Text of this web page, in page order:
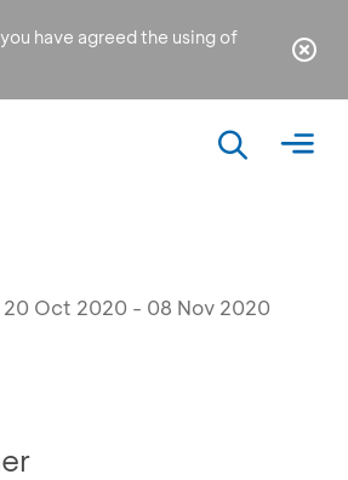
have agreed the using of
20 Oct 2020 - 08 Nov 2020